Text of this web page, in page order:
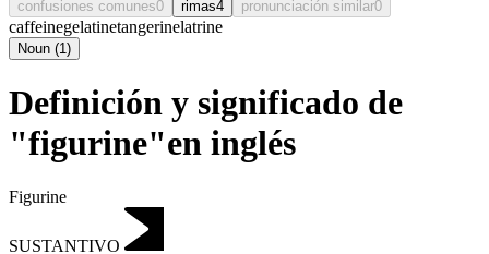
confusiones comunes0 rimas4 pronunciación similar0
caffeinegelatinetangerinelatrine
Noun (1)
Definición y significado de
"figurine"en inglés
Figurine
SUSTANTIVO